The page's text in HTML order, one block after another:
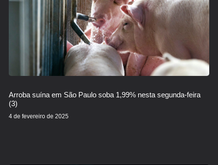
Arroba suína em São Paulo soba 1,99% nesta segunda-feira
(3)
4 de fevereiro de 2025